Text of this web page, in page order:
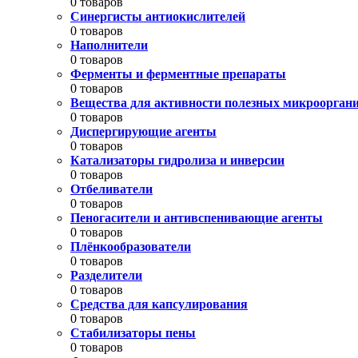
Синергисты антиокислителей
0 товаров
Наполнители
0 товаров
Ферменты и ферментные препараты
0 товаров
Вещества для активности полезных
0 товаров
Диспергирующие агенты
0 товаров
Катализаторы гидролиза и инверсии
0 товаров
Отбеливатели
0 товаров
Пеногасители и антивспенивающие агенты
0 товаров
Плёнкообразователи
0 товаров
Разделители
0 товаров
Средства для капсулирования
0 товаров
Стабилизаторы пены
0 товаров